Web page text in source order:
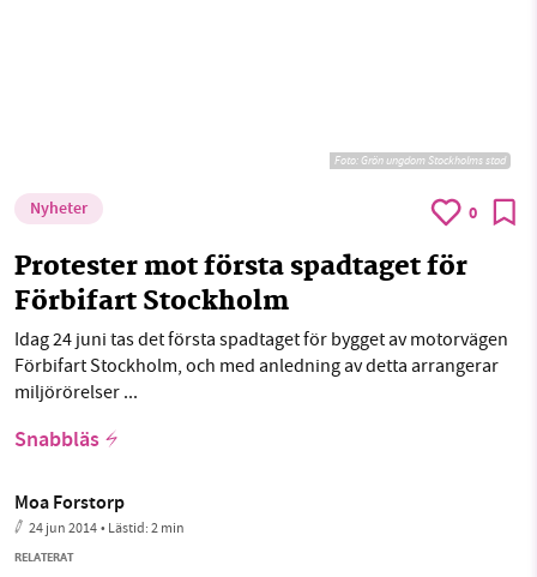
Foto: Grön ungdom Stockholms stad
Nyheter 0
Protester mot första spadtaget för
Förbifart Stockholm
Idag 24 juni tas det första spadtaget för bygget av motorvägen
Förbifart Stockholm, och med anledning av detta arrangerar
miljörörelser ...
Snabbläs
Moa Forstorp
24 jun 2014• Lästid:2 min
RELATERAT